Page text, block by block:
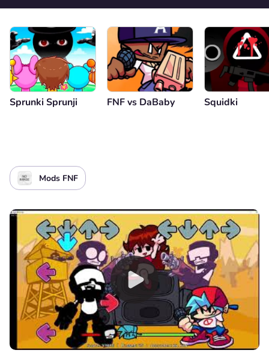
Sprunki Sprunji FNF vs DaBaby Squidki
Mods FNF